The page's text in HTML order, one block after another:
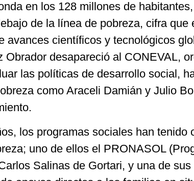
en los 128 millones de
de la línea de pobreza, cifra que
avances científicos y tecnológicos
Obrador desapareció al CONEVAL,
las políticas de desarrollo social,
como Araceli Damián y Julio
los programas sociales han tenido
uno de ellos el PRONASOL
Salinas de Gortari, y una de sus